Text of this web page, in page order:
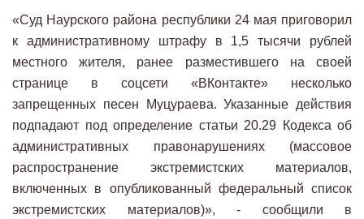
«Суд Наурского района республики 24 мая приговорил
к административному штрафу в 1,5 тысячи рублей
местного жителя, ранее разместившего на своей
странице в соцсети «ВКонтакте» несколько
запрещенных песен Муцураева. Указанные действия
подпадают под определение статьи 20.29 Кодекса об
административных правонарушениях (массовое
распространение экстремистских материалов,
включенных в опубликованный федеральный список
экстремистских материалов)», - сообщили в